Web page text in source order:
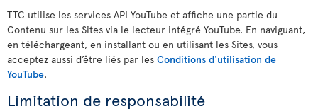
TTC utilise les services API YouTube et affiche une partie du
Contenu sur les Sites via le lecteur intégré YouTube. En naviguant,
en téléchargeant, en installant ou en utilisant les Sites, vous
acceptez aussi d’être liés par les Conditions d'utilisation de
YouTube.
Limitation de responsabilité